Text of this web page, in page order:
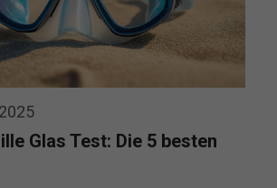
Glas Test: Die 5 besten